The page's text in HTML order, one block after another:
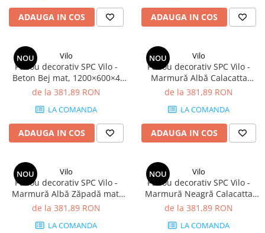
ADAUGA IN COS ADAUGA IN COS
NOU Vilo
Panou decorativ SPC Vilo -
Beton Bej mat, 1200×600×4
mm, 2.88 mp/cutie (4 panouri)
de la 381,89 RON
LA COMANDA
ADAUGA IN COS
NOU Vilo
Panou decorativ SPC Vilo -
Marmură Albă Calacatta
lucios, 1200×600×4 mm, 2.88
de la 381,89 RON
LA COMANDA
ADAUGA IN COS
NOU Vilo
Panou decorativ SPC Vilo -
Marmură Albă Zăpadă mat,
1200×600×4 mm, 2.88
de la 381,89 RON
LA COMANDA
NOU Vilo
Panou decorativ SPC Vilo -
Marmură Neagră Calacatta
lucios, 1200×600×4 mm, 2.88
de la 381,89 RON
LA COMANDA